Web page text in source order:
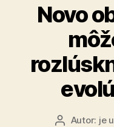
Novo
AutorAutor: je